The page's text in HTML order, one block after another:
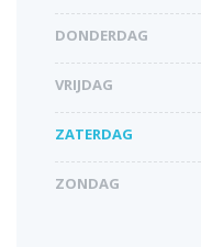
DONDERDAG
VRIJDAG
ZATERDAG
ZONDAG